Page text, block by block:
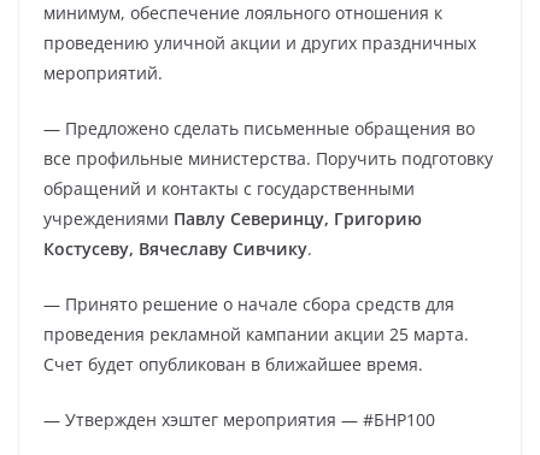
минимум, обеспечение лояльного отношения к
проведению уличной акции и других праздничных
мероприятий.
— Предложено сделать письменные обращения во
все профильные министерства. Поручить подготовку
обращений и контакты с государственными
учреждениями Павлу Северинцу, Григорию
Костусеву, Вячеславу Сивчику.
— Принято решение о начале сбора средств для
проведения рекламной кампании акции 25 марта.
Счет будет опубликован в ближайшее время.
— Утвержден хэштег мероприятия — #БНР100